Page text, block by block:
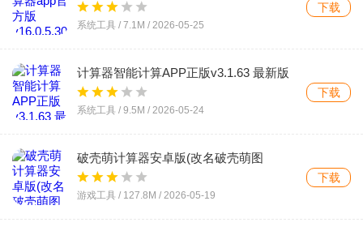
系统工具 / 7.1M / 2026-05-25
下载
计算器智能计算APP正版v3.1.63 最新版
系统工具 / 9.5M / 2026-05-24
下载
破壳萌计算器安卓版(改名破壳萌图
鉴)v3.6.2605181631 最新版
游戏工具 / 127.8M / 2026-05-19
下载